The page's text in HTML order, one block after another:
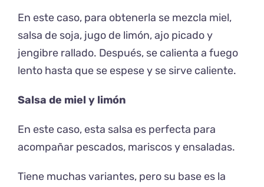
En este caso, para obtenerla se mezcla miel,
salsa de soja, jugo de limón, ajo picado y
jengibre rallado. Después, se calienta a fuego
lento hasta que se espese y se sirve caliente.
Salsa de miel y limón
En este caso, esta salsa es perfecta para
acompañar pescados, mariscos y ensaladas.
Tiene muchas variantes, pero su base es la